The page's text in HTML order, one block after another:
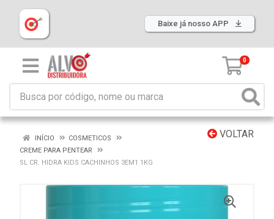
Baixe já nosso APP
0
VOLTAR
INÍCIO
COSMETICOS
CREME PARA PENTEAR
SL CR. HIDRA KIDS CACHINHOS 3EM1 1KG